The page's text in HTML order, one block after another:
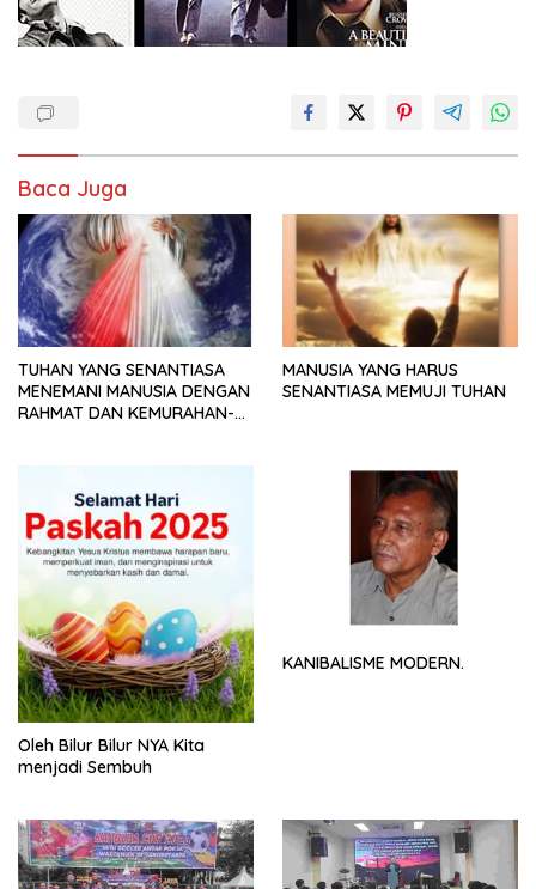
Baca Juga
TUHAN YANG SENANTIASA
MENEMANI MANUSIA DENGAN
RAHMAT DAN KEMURAHAN-
MANUSIA YANG HARUS
SENANTIASA MEMUJI TUHAN
Oleh Bilur Bilur NYA Kita
menjadi Sembuh
KANIBALISME MODERN.